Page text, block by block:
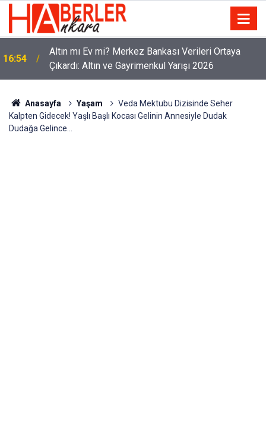
16:54
Altın mı Ev mi? Merkez Bankası Verileri Ortaya
Çıkardı: Altın ve Gayrimenkul Yarışı 2026
Anasayfa Yaşam
Veda Mektubu Dizisinde Seher
Kalpten Gidecek! Yaşlı Başlı Kocası Gelinin Annesiyle Dudak
Dudağa Gelince…